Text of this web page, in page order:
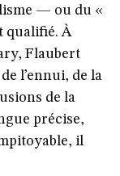
— ou du «
qualifié. À
Flaubert
l’ennui, de la
de la
précise,
il